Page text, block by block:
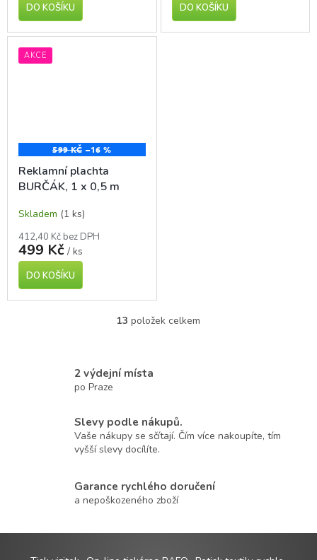
DO KOŠÍKU DO KOŠÍKU
AKCE
599 KČ –16 %
Reklamní plachta
BURČÁK, 1 x 0,5 m
Skladem (1 ks)
412,40 Kč bez DPH
499 Kč / ks
DO KOŠÍKU
O
í
p
y
v
s
13 položek celkem
2 výdejní místa
po Praze
Slevy podle nákupů.
Vaše nákupy se sčítají. Čím více nakoupíte, tím
vyšší slevy docílíte.
Garance rychlého doručení
a nepoškozeného zboží